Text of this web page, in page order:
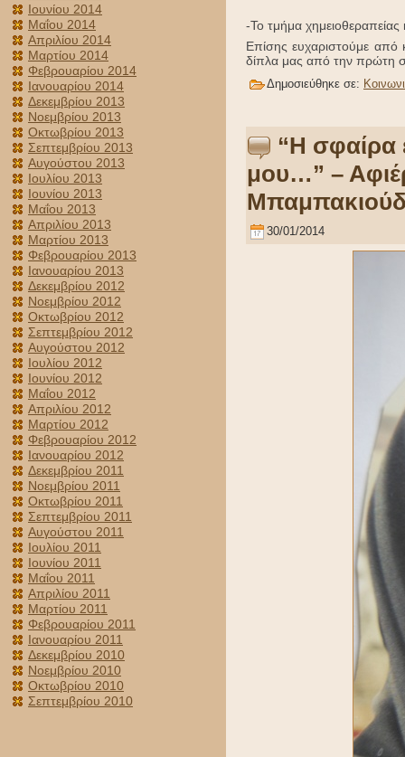
Ιουνίου 2014
Μαΐου 2014
Απριλίου 2014
Μαρτίου 2014
Φεβρουαρίου 2014
Ιανουαρίου 2014
Δεκεμβρίου 2013
Νοεμβρίου 2013
Οκτωβρίου 2013
Σεπτεμβρίου 2013
Αυγούστου 2013
Ιουλίου 2013
Ιουνίου 2013
Μαΐου 2013
Απριλίου 2013
Μαρτίου 2013
Φεβρουαρίου 2013
Ιανουαρίου 2013
Δεκεμβρίου 2012
Νοεμβρίου 2012
Οκτωβρίου 2012
Σεπτεμβρίου 2012
Αυγούστου 2012
Ιουλίου 2012
Ιουνίου 2012
Μαΐου 2012
Απριλίου 2012
Μαρτίου 2012
Φεβρουαρίου 2012
Ιανουαρίου 2012
Δεκεμβρίου 2011
Νοεμβρίου 2011
Οκτωβρίου 2011
Σεπτεμβρίου 2011
Αυγούστου 2011
Ιουλίου 2011
Ιουνίου 2011
Μαΐου 2011
Απριλίου 2011
Μαρτίου 2011
Φεβρουαρίου 2011
Ιανουαρίου 2011
Δεκεμβρίου 2010
Νοεμβρίου 2010
Οκτωβρίου 2010
Σεπτεμβρίου 2010
-Το τμήμα
Επίσης ευχαριστούμε από
δίπλα μας από την πρώτη
Δημοσιεύθηκε σε:
“Η σφαίρα
μου…” –
30/01/2014